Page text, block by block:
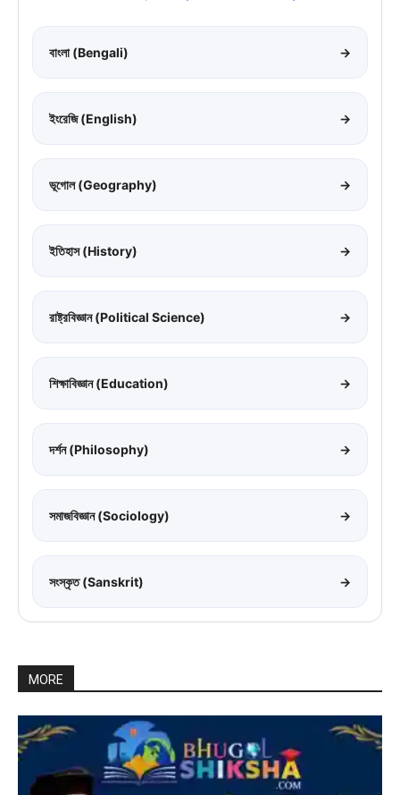
বাংলা (Bengali) →
ইংরেজি (English) →
ভূগোল (Geography) →
ইতিহাস (History) →
রাষ্ট্রবিজ্ঞান (Political Science) →
শিক্ষাবিজ্ঞান (Education) →
দর্শন (Philosophy) →
সমাজবিজ্ঞান (Sociology) →
সংস্কৃত (Sanskrit) →
MORE